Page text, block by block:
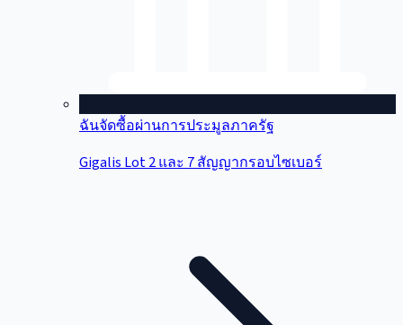
ฉันจัดซื้อผ่านการประมูลภาครัฐ
Gigalis Lot 2 และ 7 สัญญากรอบไซเบอร์